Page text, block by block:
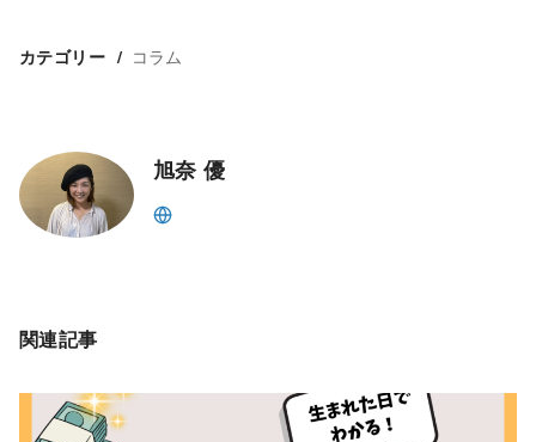
e
o
k
er l
カテゴリー コラム
旭奈 優
関連記事